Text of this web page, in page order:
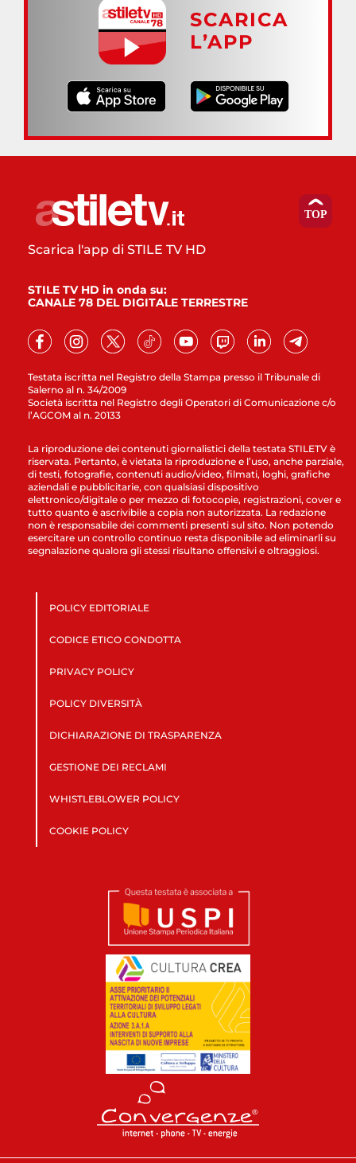
SCARICA
L’APP
Testata iscritta nel Registro della Stampa presso il Tribunale di
Salerno al n. 34/2009
Società iscritta nel Registro degli Operatori di Comunicazione c/o
l’AGCOM al n. 20133
Scarica l'app di STILE TV HD
STILE TV HD in onda su:
CANALE 78 DEL DIGITALE TERRESTRE
La riproduzione dei contenuti giornalistici della testata STILETV è
riservata. Pertanto, è vietata la riproduzione e l’uso, anche parziale,
di testi, fotografie, contenuti audio/video, filmati, loghi, grafiche
aziendali e pubblicitarie, con qualsiasi dispositivo
elettronico/digitale o per mezzo di fotocopie, registrazioni, cover e
tutto quanto è ascrivibile a copia non autorizzata. La redazione
non è responsabile dei commenti presenti sul sito. Non potendo
esercitare un controllo continuo resta disponibile ad eliminarli su
segnalazione qualora gli stessi risultano offensivi e oltraggiosi.
POLICY EDITORIALE
CODICE ETICO CONDOTTA
PRIVACY POLICY
POLICY DIVERSITÀ
DICHIARAZIONE DI TRASPARENZA
GESTIONE DEI RECLAMI
WHISTLEBLOWER POLICY
COOKIE POLICY